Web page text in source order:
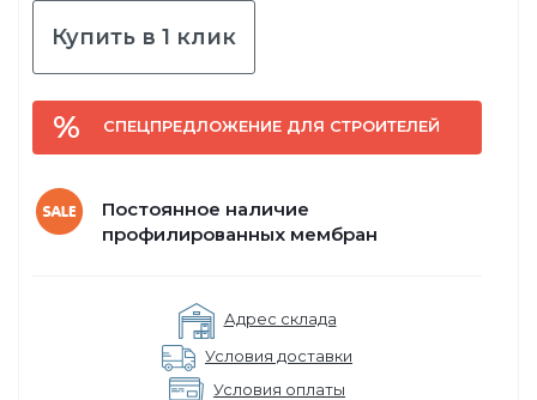
Купить в 1 клик
СПЕЦПРЕДЛОЖЕНИЕ ДЛЯ СТРОИТЕЛЕЙ
Постоянное наличие
профилированных мембран
Адрес склада
Условия доставки
Условия оплаты